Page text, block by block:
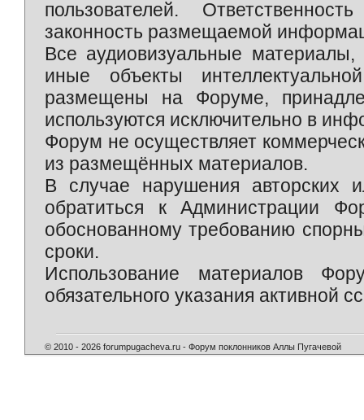
пользователей.
законность размещаемой
Все аудиовизуальные
иные объекты
размещены на Форуме,
используются исключительно в
Форум не осуществляет
из размещённых материалов.
В случае нарушения авторских
обратиться к Администрации
обоснованному требованию
сроки.
Использование материалов
обязательного указания активной
© 2010 - 2026 forumpugacheva.ru - Форум поклонников Аллы Пугачевой